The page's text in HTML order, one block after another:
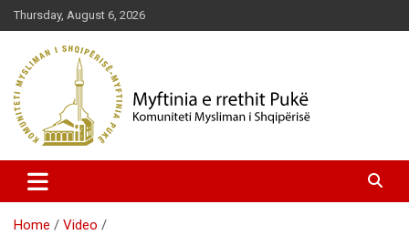
Skip
to
content
Thursday, August 6, 2026
Myftinia Pukë | Faqja Zyrtare
Home
Video